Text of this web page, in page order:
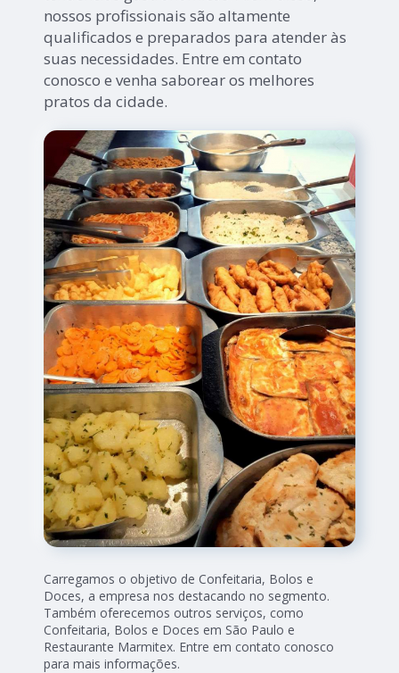
nossos profissionais são altamente
qualificados e preparados para atender às
suas necessidades. Entre em contato
conosco e venha saborear os melhores
pratos da cidade.
Carregamos o objetivo de Confeitaria, Bolos e
Doces, a empresa nos destacando no segmento.
Também oferecemos outros serviços, como
Confeitaria, Bolos e Doces em São Paulo e
Restaurante Marmitex. Entre em contato conosco
para mais informações.